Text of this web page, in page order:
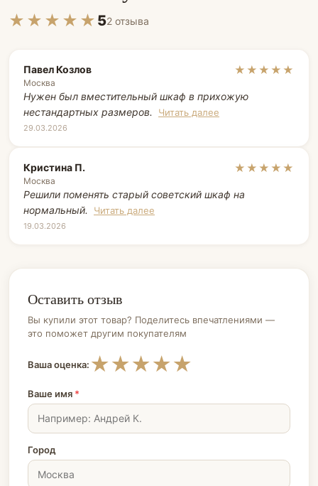
★★★★★ 52 отзыва
Павел Козлов
Москва
★★★★★
Нужен был вместительный шкаф в прихожую
нестандартных размеров.
Читать далее
29.03.2026
Кристина П.
Москва
★★★★★
Решили поменять старый советский шкаф на
нормальный.
Читать далее
19.03.2026
Оставить отзыв
Вы купили этот товар? Поделитесь впечатлениями —
это поможет другим покупателям
Ваша оценка: ★
★
★
★
★
Ваше имя *
Город